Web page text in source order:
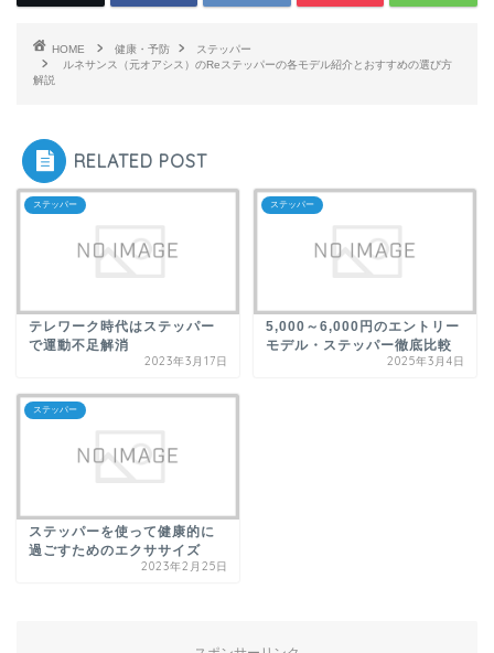
HOME 健康・予防
ステッパー
ルネサンス（元オアシス）のReステッパーの各モデル紹介とおすすめの選び方
解説
RELATED POST
ステッパー
テレワーク時代はステッパー
で運動不足解消
2023年3月17日
ステッパー
5,000～6,000円のエントリー
モデル・ステッパー徹底比較
2025年3月4日
ステッパー
ステッパーを使って健康的に
過ごすためのエクササイズ
2023年2月25日